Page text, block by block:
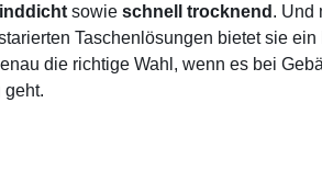
sowie schnell trocknend . Und
Taschenlösungen bietet sie ein
die richtige Wahl, wenn es bei
geht.